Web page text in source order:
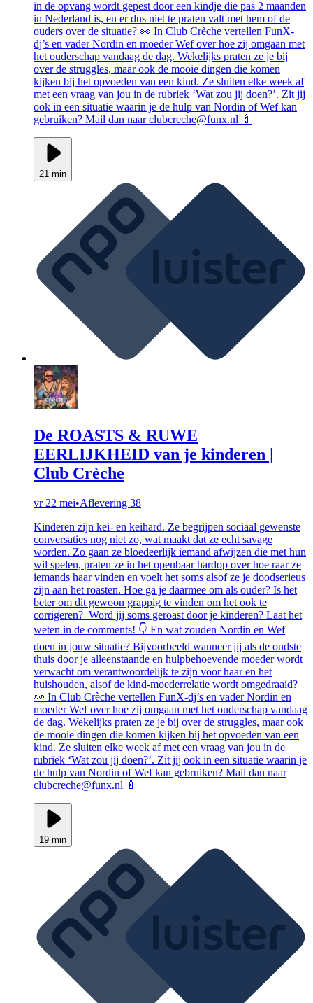
in de opvang wordt gepest door een kindje die pas 2 maanden
in Nederland is, en er dus niet te praten valt met hem of de
ouders over de situatie? 👀 In Club Crèche vertellen FunX-
dj’s en vader Nordin en moeder Wef over hoe zij omgaan met
het ouderschap vandaag de dag. Wekelijks praten ze je bij
over de struggles, maar ook de mooie dingen die komen
kijken bij het opvoeden van een kind. Ze sluiten elke week af
met een vraag van jou in de rubriek ‘Wat zou jij doen?’. Zit jij
ook in een situatie waarin je de hulp van Nordin of Wef kan
gebruiken? Mail dan naar clubcreche@funx.nl 🍼
21 min
De ROASTS & RUWE
EERLIJKHEID van je kinderen |
Club Crèche
vr 22 mei•Aflevering 38
Kinderen zijn kei- en keihard. Ze begrijpen sociaal gewenste
conversaties nog niet zo, wat maakt dat ze echt savage
worden. Zo gaan ze bloedeerlijk iemand afwijzen die met hun
wil spelen, praten ze in het openbaar hardop over hoe raar ze
iemands haar vinden en voelt het soms alsof ze je doodserieus
zijn aan het roasten. Hoe ga je daarmee om als ouder? Is het
beter om dit gewoon grappig te vinden om het ook te
corrigeren? Word jij soms geroast door je kinderen? Laat het
weten in de comments! 👇 En wat zouden Nordin en Wef
doen in jouw situatie? Bijvoorbeeld wanneer jij als de oudste
thuis door je alleenstaande en hulpbehoevende moeder wordt
verwacht om verantwoordelijk te zijn voor haar en het
huishouden, alsof de kind-moederrelatie wordt omgedraaid?
👀 In Club Crèche vertellen FunX-dj’s en vader Nordin en
moeder Wef over hoe zij omgaan met het ouderschap vandaag
de dag. Wekelijks praten ze je bij over de struggles, maar ook
de mooie dingen die komen kijken bij het opvoeden van een
kind. Ze sluiten elke week af met een vraag van jou in de
rubriek ‘Wat zou jij doen?’. Zit jij ook in een situatie waarin je
de hulp van Nordin of Wef kan gebruiken? Mail dan naar
clubcreche@funx.nl 🍼
19 min